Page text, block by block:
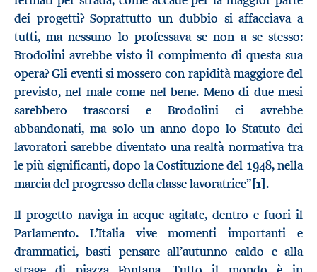
dei progetti? Soprattutto un dubbio si affacciava a
tutti, ma nessuno lo professava se non a se stesso:
Brodolini avrebbe visto il compimento di questa sua
opera? Gli eventi si mossero con rapidità maggiore del
previsto, nel male come nel bene. Meno di due mesi
sarebbero trascorsi e Brodolini ci avrebbe
abbandonati, ma solo un anno dopo lo Statuto dei
lavoratori sarebbe diventato una realtà normativa tra
le più significanti, dopo la Costituzione del 1948, nella
marcia del progresso della classe lavoratrice”[1].
Il progetto naviga in acque agitate, dentro e fuori il
Parlamento. L’Italia vive momenti importanti e
drammatici, basti pensare all’autunno caldo e alla